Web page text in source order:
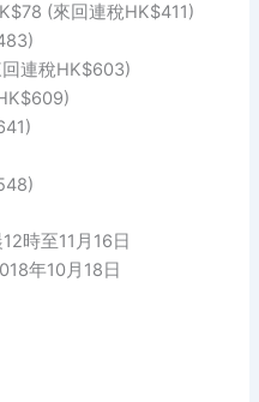
(來回連稅HK$411)
連稅HK$603)
時至11月16日
年10月18日